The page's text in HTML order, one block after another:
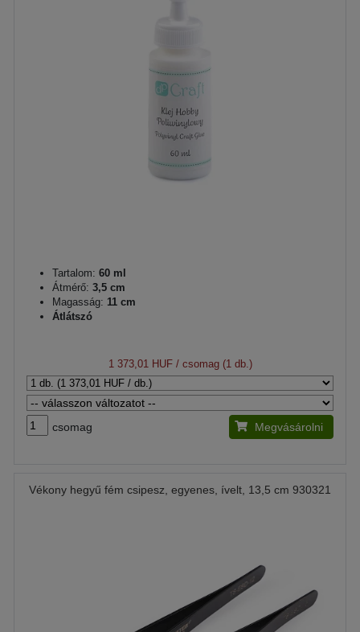
Tartalom: 60 ml
Átmérő: 3,5 cm
Magasság: 11 cm
Átlátszó
1 373,01 HUF/ csomag (1 db.)
csomag Megvásárolni
Vékony hegyű fém csipesz, egyenes, ívelt, 13,5 cm 930321